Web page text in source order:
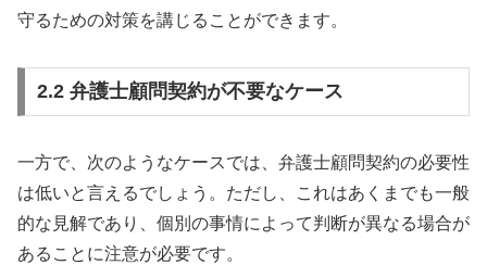
守るための対策を講じることができます。
2.2 弁護士顧問契約が不要なケース
一方で、次のようなケースでは、弁護士顧問契約の必要性
は低いと言えるでしょう。ただし、これはあくまでも一般
的な見解であり、個別の事情によって判断が異なる場合が
あることに注意が必要です。